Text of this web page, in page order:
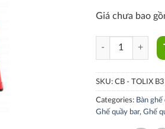
Giá chưa bao
CB-TOLIX B3
SKU: CB - TOLIX B3
Categories: Bàn
Ghế quầy bar, Ghế